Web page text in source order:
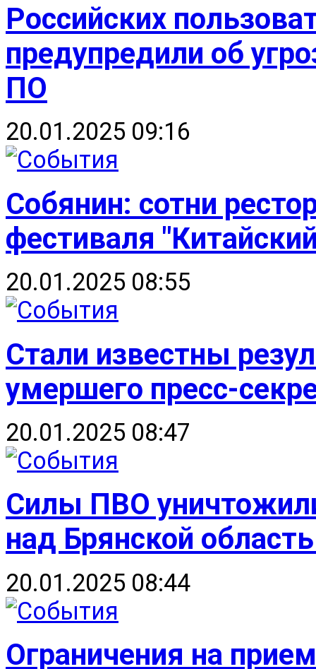
Российских
предупредили об
ПО
20.01.2025 09:16
Собянин: сотни
фестиваля
20.01.2025 08:55
Стали известны
умершего пресс-
20.01.2025 08:47
Силы ПВО
над Брянской
20.01.2025 08:44
Ограничения на